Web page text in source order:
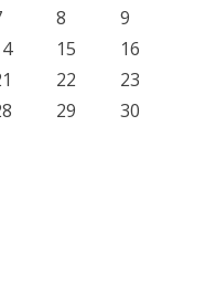
8
9
15
16
22
23
29
30